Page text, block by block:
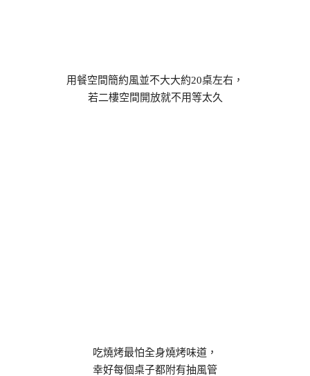
用餐空間簡約風並不大大約20桌左右，
若二樓空間開放就不用等太久
吃燒烤最怕全身燒烤味道，
幸好每個桌子都附有抽風管